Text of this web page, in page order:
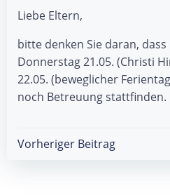
Liebe Eltern,
bitte denken Sie daran,
Donnerstag 21.05. (Christi
22.05. (beweglicher
noch Betreuung stattfinden.
Vorheriger Beitrag